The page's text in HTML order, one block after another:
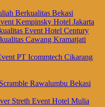
Berkualitas Bekasi
Kempinsky Hotel Jakarta
Event Hotel Century
Cawang Kramatjati
PT Icommtech Cikarang
Rawalumbu Bekasi
Streth Event Hotel Mulia